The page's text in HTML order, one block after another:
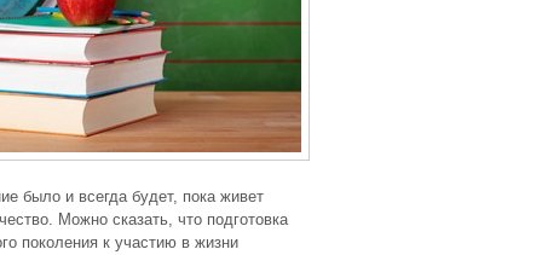
было и всегда будет, пока живет
Можно сказать, что подготовка
поколения к участию в жизни